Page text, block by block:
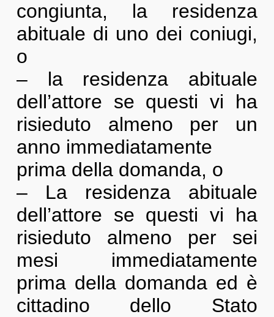
congiunta, la residenza
abituale di uno dei coniugi,
o
– la residenza abituale
dell’attore se questi vi ha
risieduto almeno per un
anno immediatamente
prima della domanda, o
– La residenza abituale
dell’attore se questi vi ha
risieduto almeno per sei
mesi immediatamente
prima della domanda ed è
cittadino dello Stato